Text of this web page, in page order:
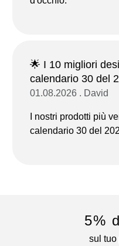
🌟 I 10 migliori
calendario 30 del
01.08.2026 . David
I nostri prodotti più
calendario 30 del
5%
sul tuo